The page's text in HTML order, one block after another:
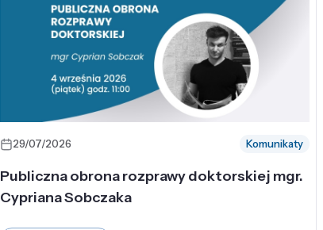
29/07/2026 Komunikaty
Publiczna obrona rozprawy doktorskiej mgr.
Cypriana Sobczaka